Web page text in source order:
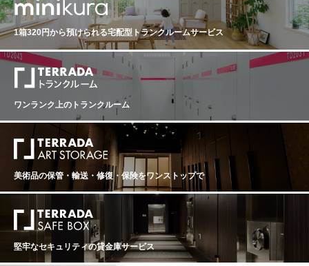
1箱320円から預けられる宅配型トランクルームサービス
ワンランク上のトランクルーム
美術品の保管・輸送・修復・保険をワンストップで
堅牢なセキュリティの貸金庫サービス